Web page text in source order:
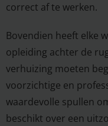
correct af te werken.
Bovendien heeft elke
opleiding achter de
verhuizing moeten
voorzichtige en
waardevolle spullen
beschikt over een